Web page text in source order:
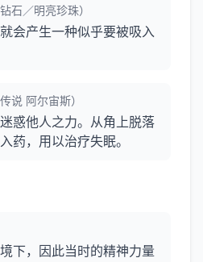
石／明亮珍珠）
会产生一种似乎要被吸入
说 阿尔宙斯）
惑他人之力。从角上脱落
药，用以治疗失眠。
下，因此当时的精神力量